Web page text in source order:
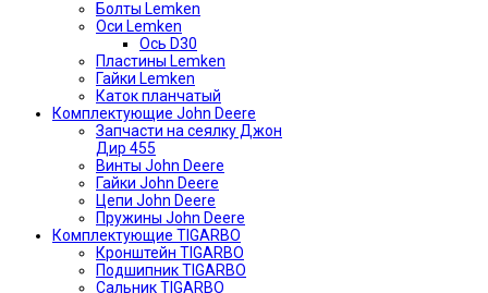
Болты Lemken
Оси Lemken
Ось D30
Пластины Lemken
Гайки Lemken
Каток планчатый
Комплектующие John Deere
Запчасти на сеялку Джон
Дир 455
Винты John Deere
Гайки John Deere
Цепи John Deere
Пружины John Deere
Комплектующие TIGARBO
Кронштейн TIGARBO
Подшипник TIGARBO
Сальник TIGARBO